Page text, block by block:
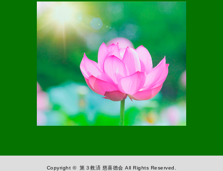
Copyright ©第３救済 慈喜徳会 All Rights Reserved.